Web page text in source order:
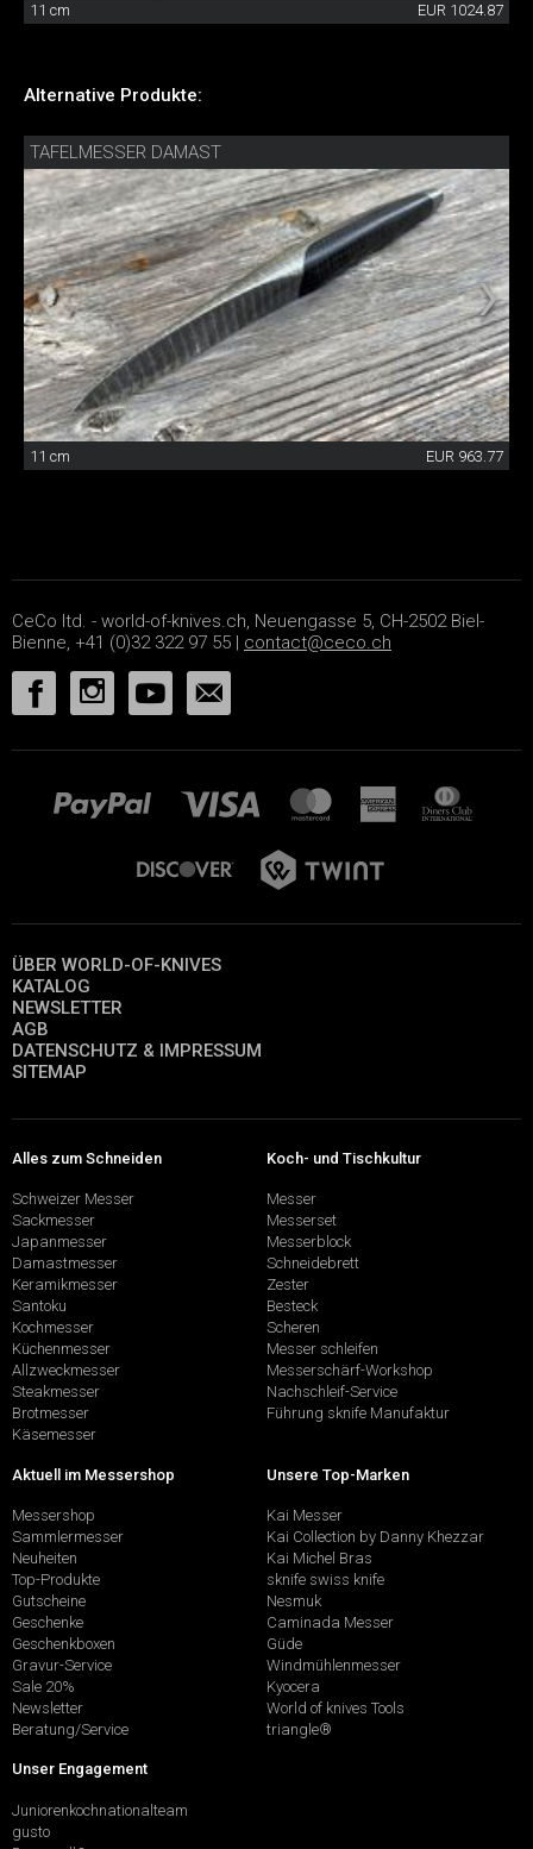
11 cm EUR 1024.87
Alternative Produkte:
TAFELMESSER DAMAST
11 cm EUR 963.77
CeCo ltd. - world-of-knives.ch, Neuengasse 5, CH-2502 Biel-
Bienne, +41 (0)32 322 97 55 | contact@ceco.ch
ÜBER WORLD-OF-KNIVES
KATALOG
NEWSLETTER
AGB
DATENSCHUTZ & IMPRESSUM
SITEMAP
Alles zum Schneiden
Schweizer Messer
Sackmesser
Japanmesser
Damastmesser
Keramikmesser
Santoku
Kochmesser
Küchenmesser
Allzweckmesser
Steakmesser
Brotmesser
Käsemesser
Koch- und Tischkultur
Messer
Messerset
Messerblock
Schneidebrett
Zester
Besteck
Scheren
Messer schleifen
Messerschärf-Workshop
Nachschleif-Service
Führung sknife Manufaktur
Aktuell im Messershop
Messershop
Sammlermesser
Neuheiten
Top-Produkte
Gutscheine
Geschenke
Geschenkboxen
Gravur-Service
Sale 20%
Newsletter
Beratung/Service
Unsere Top-Marken
Kai Messer
Kai Collection by Danny Khezzar
Kai Michel Bras
sknife swiss knife
Nesmuk
Caminada Messer
Güde
Windmühlenmesser
Kyocera
World of knives Tools
triangle®
Unser Engagement
Juniorenkochnationalteam
gusto